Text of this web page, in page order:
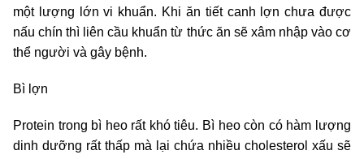
một lượng lớn vi khuẩn. Khi ăn tiết canh lợn chưa được
nấu chín thì liên cầu khuẩn từ thức ăn sẽ xâm nhập vào cơ
thể người và gây bệnh.
Bì lợn
Protein trong bì heo rất khó tiêu. Bì heo còn có hàm lượng
dinh dưỡng rất thấp mà lại chứa nhiều cholesterol xấu sẽ